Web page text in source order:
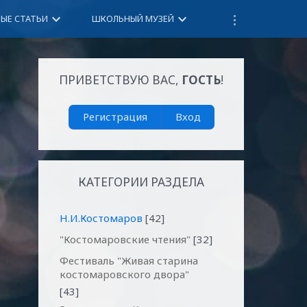
СТАТЬИ keyboard_arrow_down ШКОЛЬНЫЙ МУЗЕЙ keyboard_arrow_down
ПРИВЕТСТВУЮ ВАС, ГОСТЬ!
Регистрация Вход
КАТЕГОРИИ РАЗДЕЛА
Н.И.Костомаров [42]
"Костомаровские чтения" [32]
Фестиваль "Живая старина
костомаровского двора"
[43]